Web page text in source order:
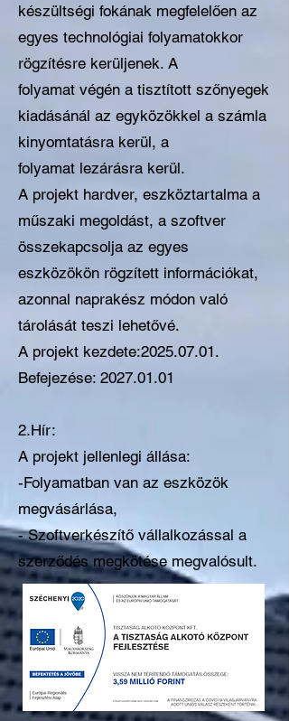
készültségi fokának megfelelően az
egyes technológiai folyamatokkor
rögzítésre kerüljenek. A
folyamat végén a tisztított szőnyegek
kiadásánál az egyközökkel a számla
kinyomtatásra kerül, a
folyamat lezárásra kerül.
A projekt hardver, eszköztartalma a
műszaki megoldást, a szoftver
összekapcsolja az egyes
eszközökön rögzített információkat,
azonnal naprakész módon való
tárolását teszi lehetővé.
A projekt kezdete:2025.07.01.
Befejezése: 2027.01.01
2.Hír:
A projekt jellenlegi állása:
-Folyamatban van az eszközök
megvásárlása,
- Szoftverkészítő vállalkozással a
szerződés megkötése megvalósult.